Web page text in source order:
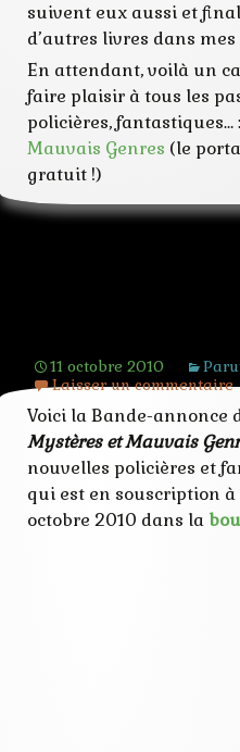
suivent eux aussi et
d’autres livres dans
En attendant, voilà un
faire plaisir à tous les
policières, fantastiques… :
Mauvais Genres (le
gratuit !)
11 octobre 2010
Laisser un commentaire
Voici la Bande-annonce
Mystères et Mauvais
nouvelles policières et
qui est en souscription à
octobre 2010 dans la